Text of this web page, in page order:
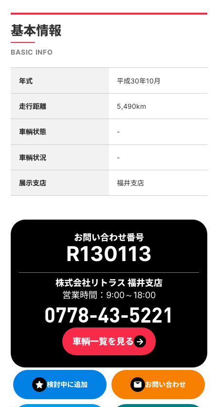
基本情報
BASIC INFO
年式 平成30年10月
走行距離 5,490km
車輌状態 -
車輌状況 -
展示支店 福井支店
お問い合わせ番号
R130113
株式会社リトラス 福井支店
営業時間：9:00～18:00
0778-43-5221
車輌一覧を見る →
検討中に追加 お問い合わせ